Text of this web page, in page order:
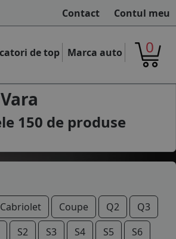
Contact Contul meu
de top Marca auto 0
150 de produse
Cabriolet Coupe Q2
Q3
S2 S3 S4 S5
S6